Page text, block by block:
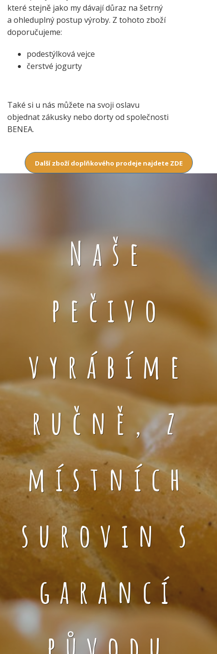
které stejně jako my dávají důraz na šetrný
a ohleduplný postup výroby. Z tohoto zboží
doporučujeme:
podestýlková vejce
čerstvé jogurty
Také si u nás můžete na svoji oslavu
objednat zákusky nebo dorty od společnosti
BENEA.
Další zboží doplňkového prodeje najdete ZDE
Naše
pečivo
vyrábíme
ručně, z
místních
surovin s
garancí